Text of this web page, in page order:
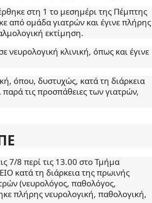
στη 1 το μεσημέρι της Πέμπτης
από ομάδα γιατρών και έγινε πλήρης
εκτίμηση.
νευρολογική κλινική, όπως και έγινε
όπου, δυστυχώς, κατά τη διάρκεια
τις προσπάθειες των γιατρών,
7/8 περί τις 13.00 στο Τμήμα
κατά τη διάρκεια της πρωινής
(νευρολόγος, παθολόγος,
πλήρης νευρολογική, παθολογική,